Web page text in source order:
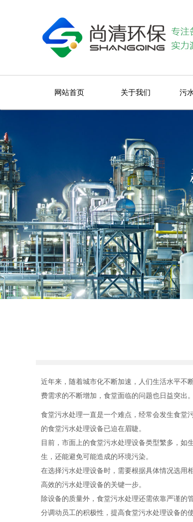
网站首页 关于我们 污
近年来，随着城市化不断加速，人们生活水平不
费需求的不断增加，食堂面临的问题也日益突出
食堂污水处理一直是一个难点，经常会发生食堂
的食堂污水处理设备已迫在眉睫。
目前，市面上的食堂污水处理设备类型繁多，
生，还能避免可能造成的环境污染。
在选择污水处理设备时，需要根据具体情况选用
高效的污水处理设备的关键一步。
除设备的质量外，食堂污水处理还需依靠严谨的
分调动员工的积极性，提高食堂污水处理设备的